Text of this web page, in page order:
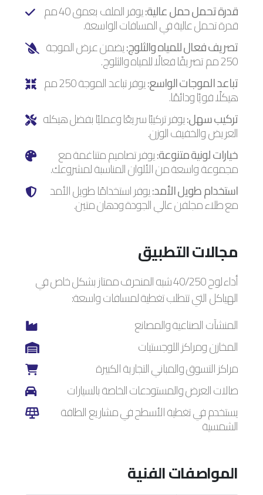
قدرة تحمل حمل عالية: يوفر الملف بعمق 40 مم
قدرة تحمل عالية في المسافات الواسعة.
تصريف فعال للمياه والثلوج:يضمن عرض الموجة
250 مم تصريفًا فعالًا للمياه والثلوج.
تباعد الموجات الواسع:
يوفر تباعد الموجة 250 مم
هيكلًا قويًا ودائمًا.
تركيب سهل:يوفر تركيبًا سريعًا وعمليًا بفضل هيكله
العريض والخفيف الوزن.
خيارات لونية متنوعة:يوفر تصاميم متناغمة مع
مجموعة واسعة من الألوان المناسبة لمشروعك.
استخدام طويل الأمد:يوفر استخدامًا طويل الأمد
مع طلاء مجلفن عالي الجودة ودهان متين.
مجالات التطبيق
أداء لوح 40/250 شبه المنحرف ممتاز بشكل خاص في
الهياكل التي تتطلب تغطية لمسافات واسعة:
المنشآت الصناعية والمصانع
المخازن ومراكز اللوجستيات
مراكز التسوق والمباني التجارية الكبيرة
صالات العرض والمستودعات الخاصة بالسيارات
يستخدم في تغطية الأسطح في مشاريع الطاقة
الشمسية
المواصفات الفنية